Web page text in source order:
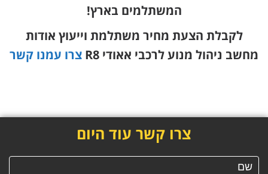
המשתלמים בארץ!
לקבלת הצעת מחיר משתלמת וייעוץ אודות
מחשב ניהול מנוע לרכבי אאודי R8
צרו עמנו קשר
צרו קשר עוד היום